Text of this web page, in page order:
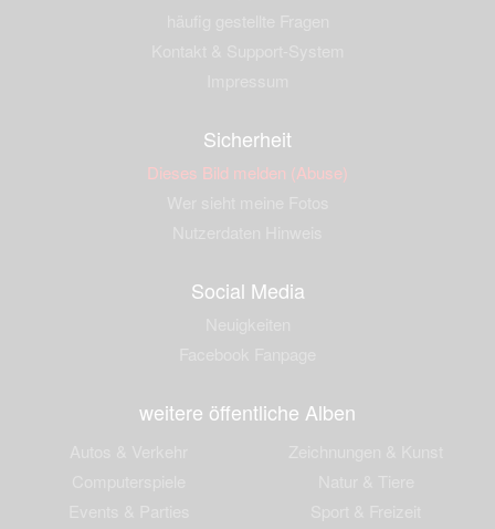
Sicherheit
Dieses Bild melden (Abuse)
Social Media
weitere öffentliche Alben